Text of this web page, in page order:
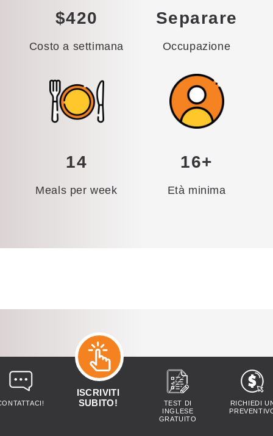
RICHIEDI
TEST DI
INGLESE
GRATUITO
ISCRIVITI
SUBITO!
$420
Costo a settimana
Separare
Occupazione
14
Meals per week
16+
Età minima
ELS St. Paul-Minneapolis
Residenza per studenti
St. Paul-Minneapolis Student Residence offre